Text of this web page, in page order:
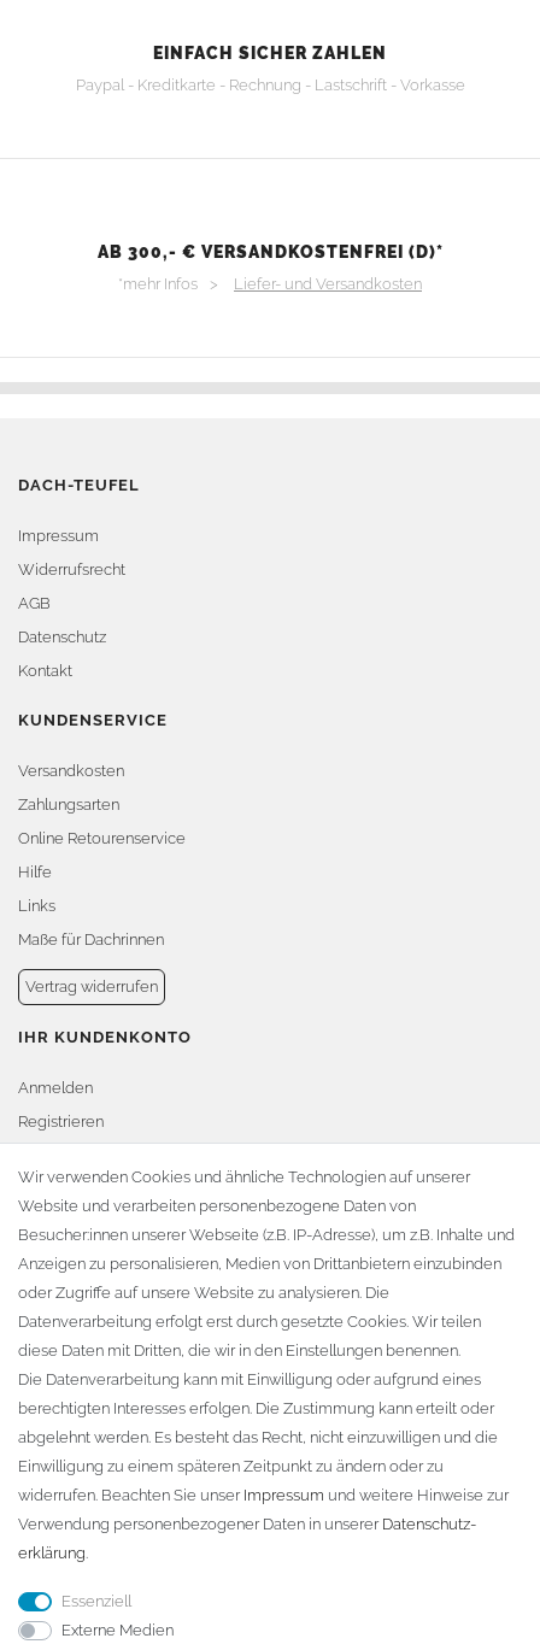
EINFACH SICHER ZAHLEN
Paypal - Kreditkarte - Rechnung - Lastschrift - Vorkasse
AB 300,- € VERSANDKOSTENFREI (D)*
*mehr Infos > Liefer- und Versandkosten
DACH-TEUFEL
Impressum
Widerrufsrecht
AGB
Datenschutz
Kontakt
KUNDENSERVICE
Versandkosten
Zahlungsarten
Online Retourenservice
Hilfe
Links
Maße für Dachrinnen
Vertrag widerrufen
IHR KUNDENKONTO
Anmelden
Registrieren
Warenkorb
Zur Kasse
KONTAKT
Fa. Steffen Jost
Söbrigener Weg 50
D-01796 Pirna
Telefon:+49 (0)3501 507295
info@dach-teufel.de
Wir verwenden Cookies und ähnliche Technologien auf unserer
Website und verarbeiten personenbezogene Daten von
Besucher:innen unserer Webseite (z.B. IP-Adresse), um z.B. Inhalte und
Anzeigen zu personalisieren, Medien von Drittanbietern einzubinden
oder Zugriffe auf unsere Website zu analysieren. Die
Datenverarbeitung erfolgt erst durch gesetzte Cookies. Wir teilen
diese Daten mit Dritten, die wir in den Einstellungen benennen.
Die Datenverarbeitung kann mit Einwilligung oder aufgrund eines
berechtigten Interesses erfolgen. Die Zustimmung kann erteilt oder
abgelehnt werden. Es besteht das Recht, nicht einzuwilligen und die
Einwilligung zu einem späteren Zeitpunkt zu ändern oder zu
widerrufen. Beachten Sie unser Impressum und weitere Hinweise zur
Verwendung personenbezogener Daten in unserer Daten­schutz­
erklärung.
Essenziell
Externe Medien